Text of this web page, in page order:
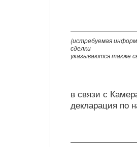
(истребуемая
сделки
указываются также
в связи с
декларация по